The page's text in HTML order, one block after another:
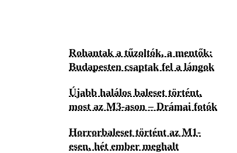
Rohantak a tűzoltók, a mentők:
Budapesten csaptak fel a lángok
Újabb halálos baleset történt,
most az M3-ason – Drámai fotók
Horrorbaleset történt az M1-
esen, hét ember meghalt